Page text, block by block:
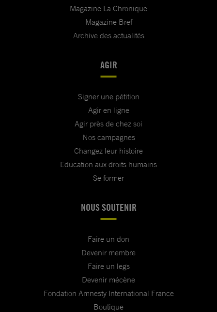
Magazine La Chronique
Magazine Bref
Archive des actualités
AGIR
Signer une pétition
Agir en ligne
Agir près de chez soi
Nos campagnes
Changez leur histoire
Education aux droits humains
Se former
NOUS SOUTENIR
Faire un don
Devenir membre
Faire un legs
Devenir mécène
Fondation Amnesty International France
Boutique